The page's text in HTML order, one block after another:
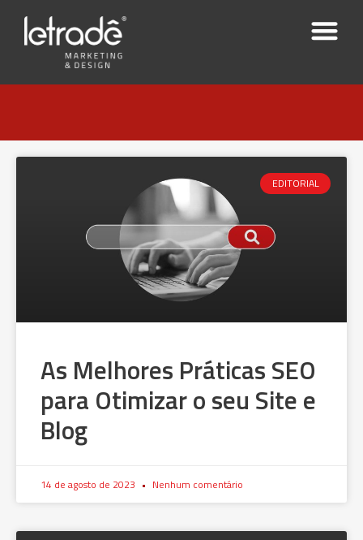
EDITORIAL
As Melhores Práticas SEO
para Otimizar o seu Site e
Blog
14 de agosto de 2023 Nenhum comentário